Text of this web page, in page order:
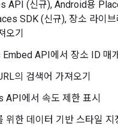
API (신규), Android용
SDK (신규), 장소 라이
오기
API에서 장소 ID 매
의 검색어 가져오기
API에서 속도 제한 표시
위한 데이터 기반 스타일 지